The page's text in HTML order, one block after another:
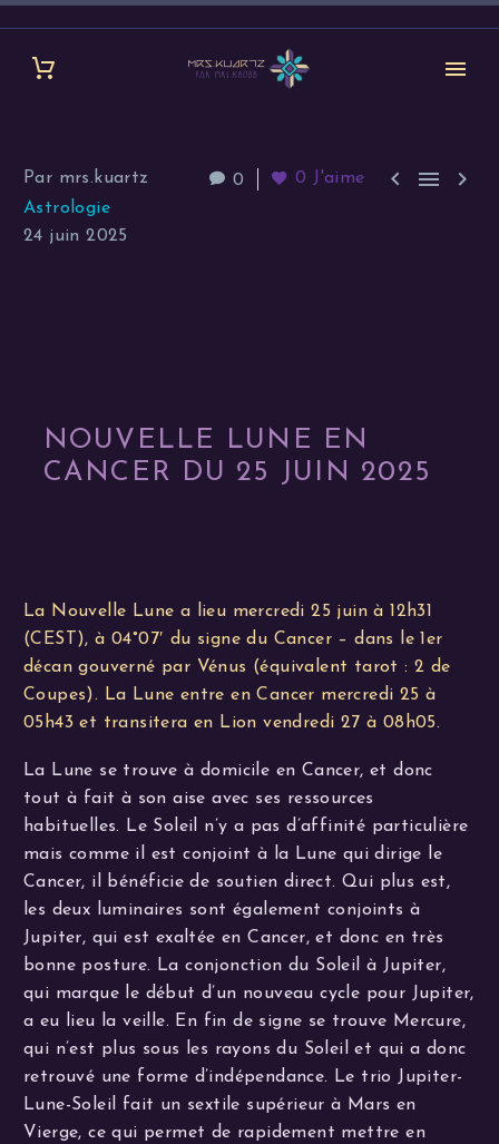
0 0 J'aime   
Par mrs.kuartz
Astrologie
24 juin 2025
NOUVELLE LUNE EN
CANCER DU 25 JUIN 2025
La Nouvelle Lune a lieu mercredi 25 juin à 12h31
(CEST), à 04°07′ du signe du Cancer – dans le 1er
décan gouverné par Vénus (équivalent tarot : 2 de
Coupes). La Lune entre en Cancer mercredi 25 à
05h43 et transitera en Lion vendredi 27 à 08h05.
La Lune se trouve à domicile en Cancer, et donc
tout à fait à son aise avec ses ressources
habituelles. Le Soleil n’y a pas d’affinité particulière
mais comme il est conjoint à la Lune qui dirige le
Cancer, il bénéficie de soutien direct. Qui plus est,
les deux luminaires sont également conjoints à
Jupiter, qui est exaltée en Cancer, et donc en très
bonne posture. La conjonction du Soleil à Jupiter,
qui marque le début d’un nouveau cycle pour Jupiter,
a eu lieu la veille. En fin de signe se trouve Mercure,
qui n’est plus sous les rayons du Soleil et qui a donc
retrouvé une forme d’indépendance. Le trio Jupiter-
Lune-Soleil fait un sextile supérieur à Mars en
Vierge, ce qui permet de rapidement mettre en